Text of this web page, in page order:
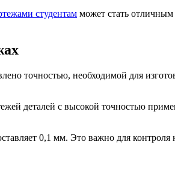
студентам может стать
точностью, необходимой для
деталей с высокой точностью
0,1 мм. Это важно для контроля